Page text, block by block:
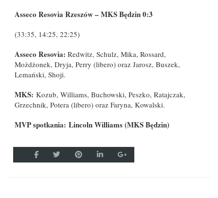
Asseco Resovia Rzeszów – MKS Będzin 0:3
(33:35, 14:25, 22:25)
Asseco Resovia: Redwitz, Schulz, Mika, Rossard,
Możdżonek, Dryja, Perry (libero) oraz Jarosz, Buszek,
Lemański, Shoji.
MKS: Kozub, Williams, Buchowski, Peszko, Ratajczak,
Grzechnik, Potera (libero) oraz Faryna, Kowalski.
MVP spotkania: Lincoln Williams (MKS Będzin)